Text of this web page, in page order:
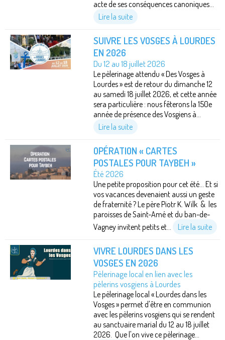
acte de ses conséquences canoniques...
Lire la suite
SUIVRE LES VOSGES À LOURDES
EN 2026
Du 12 au 18 juillet 2026
Le pèlerinage attendu « Des Vosges à
Lourdes » est de retour du dimanche 12
au samedi 18 juillet 2026, et cette année
sera particulière : nous fêterons la 150e
année de présence des Vosgiens à...
Lire la suite
OPÉRATION « CARTES
POSTALES POUR TAYBEH »
Été 2026
Une petite proposition pour cet été… Et si
vos vacances devenaient aussi un geste
de fraternité ? Le père Piotr K. Wilk & les
paroisses de Saint-Amé et du ban-de-
Vagney invitent petits et...
Lire la suite
VIVRE LOURDES DANS LES
VOSGES EN 2026
Pèlerinage local en lien avec les
pèlerins vosgiens à Lourdes
Le pèlerinage local « Lourdes dans les
Vosges » permet d'être en communion
avec les pèlerins vosgiens qui se rendent
au sanctuaire marial du 12 au 18 juillet
2026. Que l'on vive ce pèlerinage...